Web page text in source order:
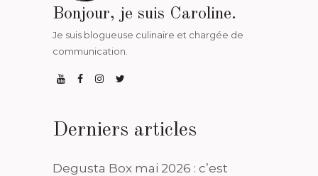
Bonjour, je suis Caroline.
Je suis blogueuse culinaire et chargée de
communication.
Derniers articles
Degusta Box mai 2026 : c’est